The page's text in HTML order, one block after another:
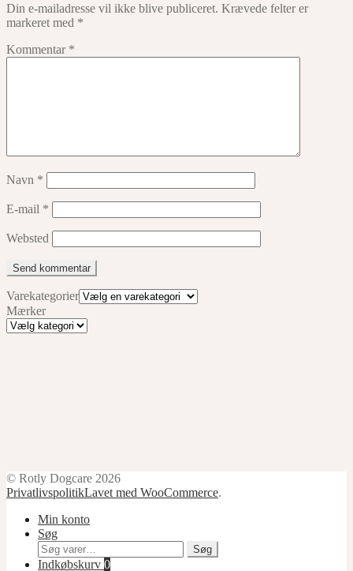
Din e-mailadresse vil ikke blive publiceret. Krævede felter er
markeret med *
Kommentar *
Navn *
E-mail *
Websted
Varekategorier
Mærker
Mærker
© Rotly Dogcare 2026
PrivatlivspolitikLavet med WooCommerce.
Min konto
Søg
Søg
efter:
Søg
Indkøbskurv 0